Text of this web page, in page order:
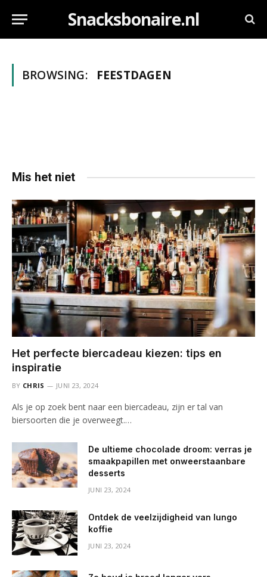
Snacksbonaire.nl
BROWSING: FEESTDAGEN
Mis het niet
Het perfecte biercadeau kiezen: tips en
inspiratie
BY CHRIS JUNI 23, 2024
Als je op zoek bent naar een biercadeau, zijn er tal van
biersoorten die je overweegt.…
De ultieme chocolade droom: verras je
smaakpapillen met onweerstaanbare
desserts
JUNI 23, 2024
Ontdek de veelzijdigheid van lungo
koffie
JUNI 23, 2024